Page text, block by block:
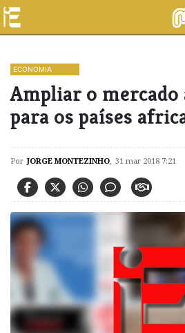
ECONOMIA
Ampliar o
para os países
Por JORGE MONTEZINHO, 31 mar 2018 7:21